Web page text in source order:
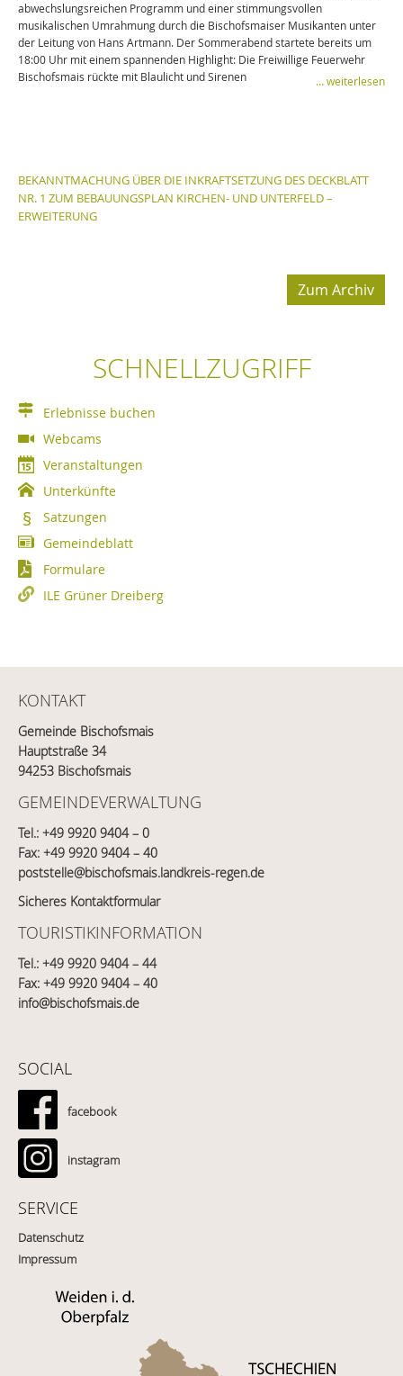
abwechslungsreichen Programm und einer stimmungsvollen
musikalischen Umrahmung durch die Bischofsmaiser Musikanten unter
der Leitung von Hans Artmann. Der Sommerabend startete bereits um
18:00 Uhr mit einem spannenden Highlight: Die Freiwillige Feuerwehr
Bischofsmais rückte mit Blaulicht und Sirenen
… weiterlesen
BEKANNTMACHUNG ÜBER DIE INKRAFTSETZUNG DES DECKBLATT
NR. 1 ZUM BEBAUUNGSPLAN KIRCHEN- UND UNTERFELD –
ERWEITERUNG
Zum Archiv
SCHNELLZUGRIFF
Erlebnisse buchen
Webcams
Veranstaltungen
Unterkünfte
Satzungen
Gemeindeblatt
Formulare
ILE Grüner Dreiberg
KONTAKT
Gemeinde Bischofsmais
Hauptstraße 34
94253 Bischofsmais
GEMEINDEVERWALTUNG
Tel.: +49 9920 9404 – 0
Fax: +49 9920 9404 – 40
poststelle@bischofsmais.landkreis-regen.de
Sicheres Kontaktformular
TOURISTIKINFORMATION
Tel.: +49 9920 9404 – 44
Fax: +49 9920 9404 – 40
info@bischofsmais.de
SOCIAL
facebook
instagram
SERVICE
Datenschutz
Impressum